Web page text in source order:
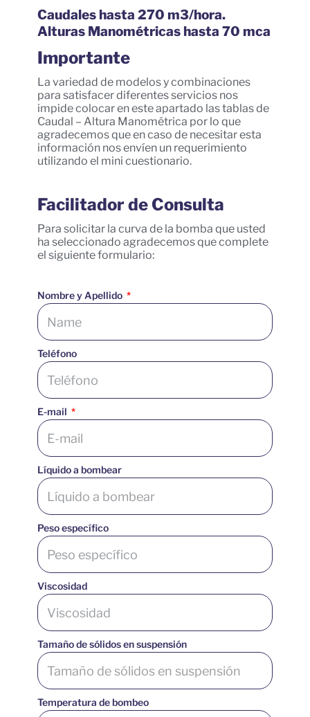
Caudales hasta 270 m3/hora.
Alturas Manométricas hasta 70 mca
Importante
La variedad de modelos y combinaciones
para satisfacer diferentes servicios nos
impide colocar en este apartado las tablas de
Caudal – Altura Manométrica por lo que
agradecemos que en caso de necesitar esta
información nos envíen un requerimiento
utilizando el mini cuestionario.
Facilitador de Consulta
Para solicitar la curva de la bomba que usted
ha seleccionado agradecemos que complete
el siguiente formulario:
Nombre y Apellido
Teléfono
E-mail
Líquido a bombear
Peso específico
Viscosidad
Tamaño de sólidos en suspensión
Temperatura de bombeo